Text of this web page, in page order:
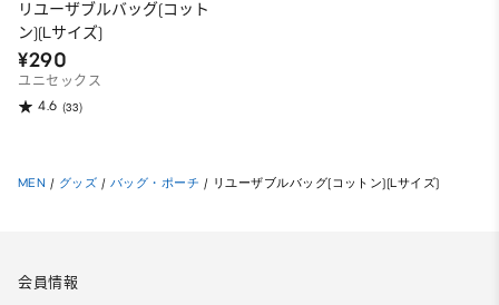
リユーザブルバッグ(コット
ン)(Lサイズ)
¥290
ユニセックス
4.6 (33)
MEN / グッズ / バッグ・ポーチ / リユーザブルバッグ(コットン)(Lサイズ)
会員情報